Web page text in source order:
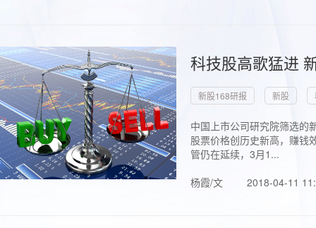
科技股高歌猛进
新股168研报 新股
中国上市公司研究院筛选的
股票价格创历史新高，赚钱
管仍在延续，3月1...
杨霞/文
2018-04-11